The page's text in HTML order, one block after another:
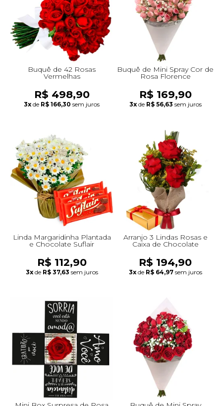
Buquê de 42 Rosas
Vermelhas
R$ 498,90
3x de R$ 166,30 sem juros
Buquê de Mini Spray Cor de
Rosa Florence
R$ 169,90
3x de R$ 56,63 sem juros
Linda Margaridinha Plantada
e Chocolate Suflair
R$ 112,90
3x de R$ 37,63 sem juros
Arranjo 3 Lindas Rosas e
Caixa de Chocolate
R$ 194,90
3x de R$ 64,97 sem juros